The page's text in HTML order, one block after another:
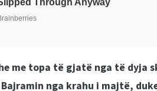
me topa të gjatë nga të dyja
nga krahu i majtë,